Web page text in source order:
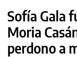
Sofía Gala
Moria
perdono a